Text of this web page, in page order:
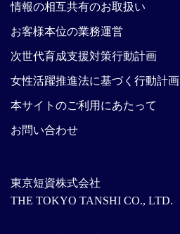
東京短資株式会社
THE TOKYO TANSHI CO., LTD.
情報の相互共有のお取扱い
お客様本位の業務運営
次世代育成支援対策行動計画
女性活躍推進法に基づく行動計画
本サイトのご利用にあたって
お問い合わせ